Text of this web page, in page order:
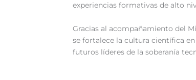
experiencias formativas de alto
‎Gracias al acompañamiento del
se fortalece la cultura científica
futuros líderes de la soberanía